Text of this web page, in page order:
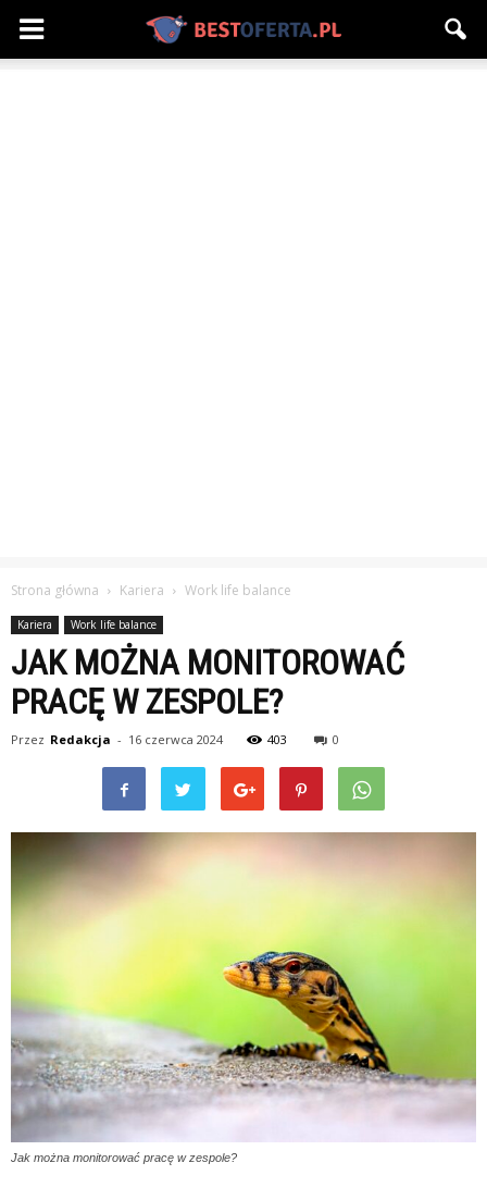
Strona główna Kariera Work life balance
Kariera Work life balance
JAK MOŻNA MONITOROWAĆ
PRACĘ W ZESPOLE?
Przez Redakcja - 16 czerwca 2024 403 0
Jak można monitorować pracę w zespole?